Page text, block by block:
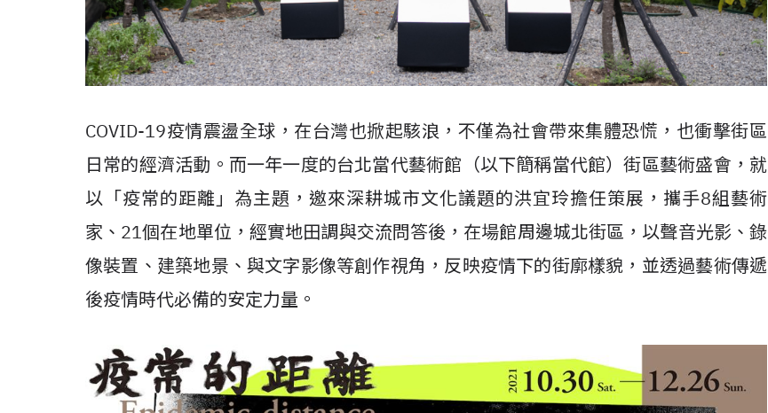
COVID-19疫情震盪全球，在台灣也掀起駭浪，不僅為社會帶來集體恐慌，也衝擊街區
日常的經濟活動。而一年一度的台北當代藝術館（以下簡稱當代館）街區藝術盛會，就
以「疫常的距離」為主題，邀來深耕城市文化議題的洪宜玲擔任策展，攜手8組藝術
家、21個在地單位，經實地田調與交流問答後，在場館周邊城北街區，以聲音光影、錄
像裝置、建築地景、與文字影像等創作視角，反映疫情下的街廓樣貌，並透過藝術傳遞
後疫情時代必備的安定力量。